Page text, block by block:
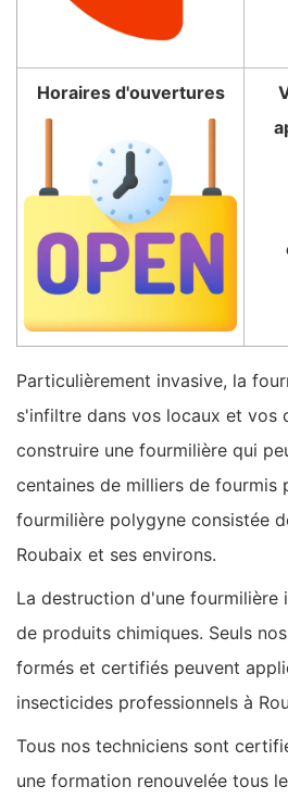
Horaires d'ouvertures
Particulièrement invasive, la
s'infiltre dans vos locaux et vos
construire une fourmilière qui
centaines de milliers de fourmis
fourmilière polygyne consistée
Roubaix et ses environs.
La destruction d'une fourmilière
de produits chimiques. Seuls
formés et certifiés peuvent
insecticides professionnels à
Tous nos techniciens sont
une formation renouvelée tous